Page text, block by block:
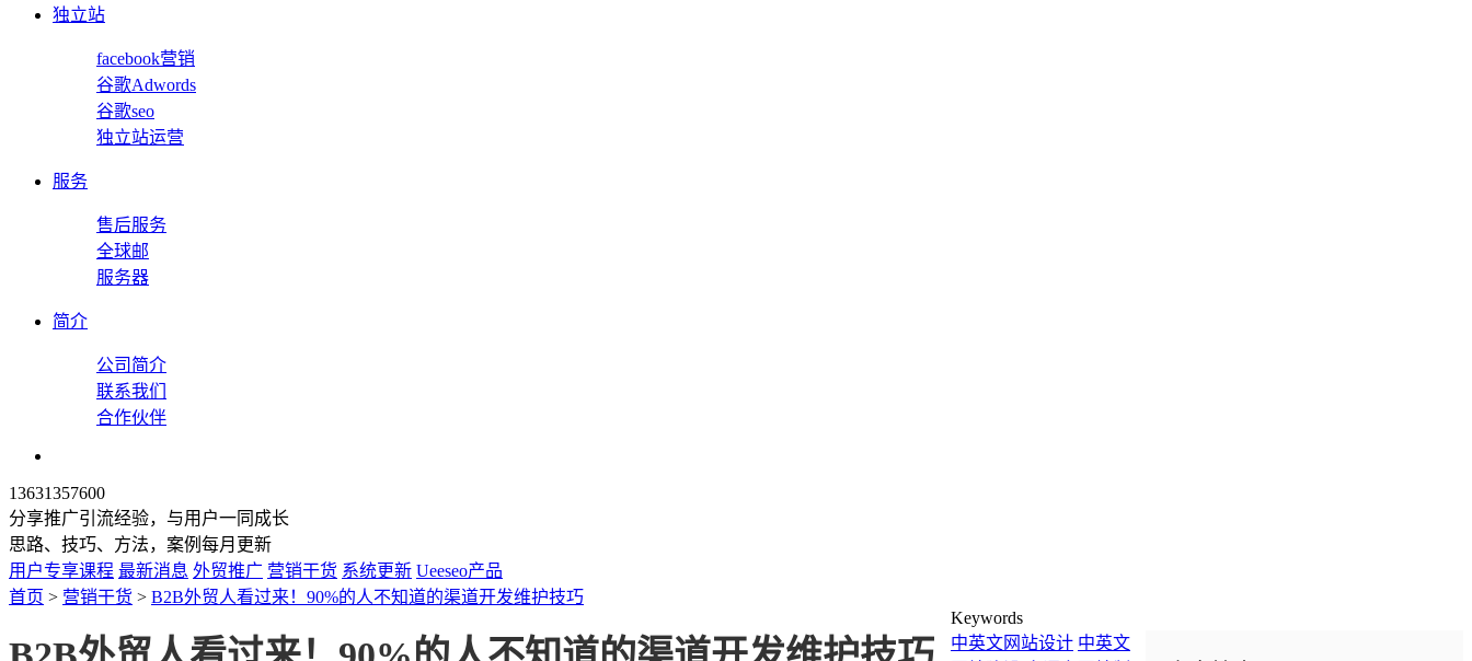
独立站
facebook营销
谷歌Adwords
谷歌seo
独立站运营
服务
售后服务
全球邮
服务器
简介
公司简介
联系我们
合作伙伴
13631357600
分享推广引流经验，与用户一同成长
思路、技巧、方法，案例每月更新
用户专享课程 最新消息 外贸推广 营销干货 系统更新 Ueeseo产品
首页 > 营销干货 > B2B外贸人看过来！90%的人不知道的渠道开发维护技巧
Keywords
中英文网站设计 中英文